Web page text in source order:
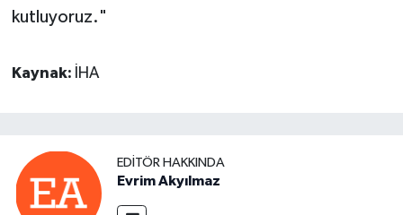
kutluyoruz."
Kaynak: İHA
EDITÖR HAKKINDA
Evrim Akyılmaz